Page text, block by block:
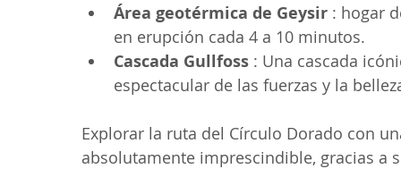
Área geotérmica de Geysir : hogar
en erupción cada 4 a 10 minutos.
Cascada Gullfoss : Una cascada
espectacular de las fuerzas y la
Explorar la ruta del Círculo Dorado con
absolutamente imprescindible, gracias a